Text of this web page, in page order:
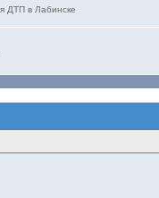
ДТП в Лабинске